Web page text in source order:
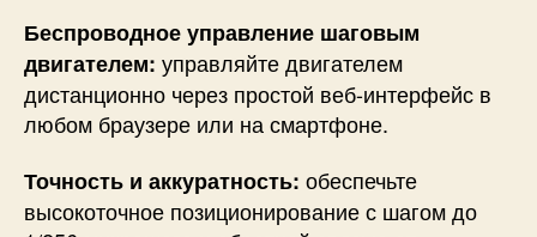
Беспроводное управление шаговым
двигателем: управляйте двигателем
дистанционно через простой веб-интерфейс в
любом браузере или на смартфоне.
Точность и аккуратность: обеспечьте
высокоточное позиционирование с шагом до